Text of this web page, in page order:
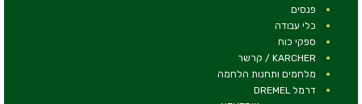
פנסים
כלי עבודה
ספקי כוח
KARCHER / קרשר
מלחמים ותחנות הלחמה
דרמל DREMEL